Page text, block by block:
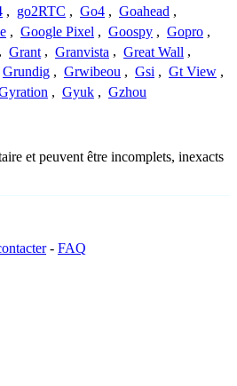
, go2RTC , Go4 , Goahead ,
, Google Pixel , Goospy , Gopro ,
, Grant , Granvista , Great Wall ,
Grundig , Grwibeou , Gsi , Gt View ,
, Gyuk , Gzhou
et peuvent être incomplets, inexacts
- FAQ